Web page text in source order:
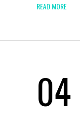
READ MORE
04